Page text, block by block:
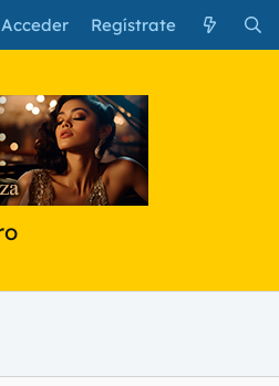
Acceder Regístrate